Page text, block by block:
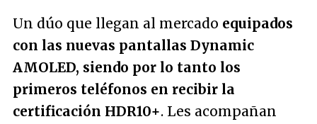
Un dúo que llegan al mercado equipados
con las nuevas pantallas Dynamic
AMOLED, siendo por lo tanto los
primeros teléfonos en recibir la
certificación HDR10+. Les acompañan